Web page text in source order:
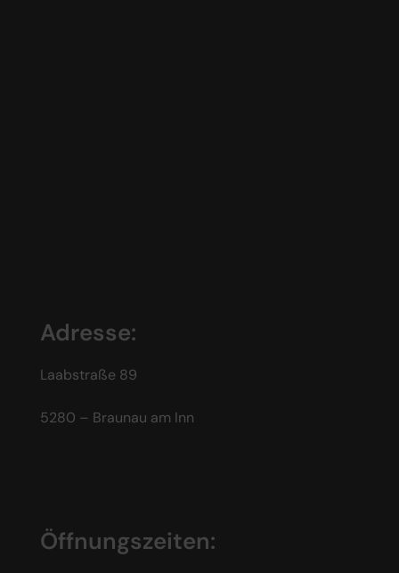
Adresse:
Laabstraße 89
5280 – Braunau am Inn
Öffnungszeiten: